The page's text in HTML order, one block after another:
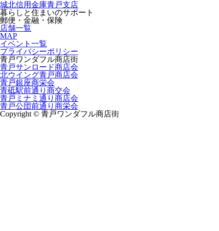
城北信用金庫青戸支店
暮らしと住まいのサポート
郵便・金融・保険
店舗一覧
MAP
イベント一覧
プライバシーポリシー
青戸ワンダフル商店街
青戸サンロード商店会
北ウイング青戸商店会
青戸銀座商栄会
青砥駅前通り商交会
青戸ミナミ通り商店会
青戸公団前通り商栄会
Copyright © 青戸ワンダフル商店街